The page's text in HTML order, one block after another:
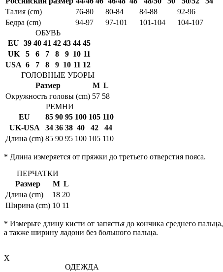
Талия (cm)
76-80 80-84 84-88
92-96
Бедра (cm)
94-97 97-101 101-104
104-107
ОБУВЬ
EU 39 40 41 42 43 44 45
UK
5 6 7 8 9 10 11
USA 6 7 8 9 10 11 12
ГОЛОВНЫЕ УБОРЫ
Размер
M L
Окружность головы (cm) 57 58
РЕМНИ
EU
85 90 95 100 105 110
UK-USA
34 36 38 40 42
44
Длина (cm) 85 90 95 100 105 110
* Длина измеряется от пряжки до третьего отверстия пояса.
ПЕРЧАТКИ
Размер
M L
Длина (cm)
18 20
Ширина (cm) 10 11
* Измерьте длину кисти от запястья до кончика среднего пальца,
а также ширину ладони без большого пальца.
X
ОДЕЖДА